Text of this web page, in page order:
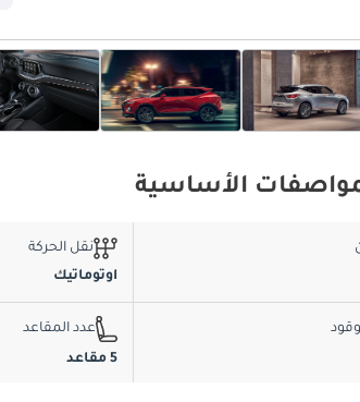
نقل الحركة
اوتوماتيك
عدد المقاعد
5 مقاعد